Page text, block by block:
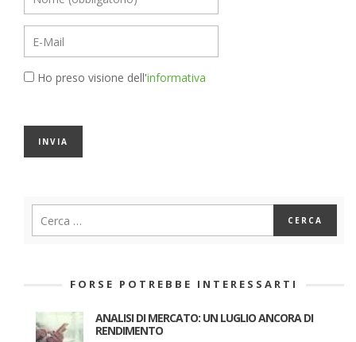
Ho preso visione dell'informativa
FORSE POTREBBE INTERESSARTI
ANALISI DI MERCATO: UN LUGLIO ANCORA DI
RENDIMENTO